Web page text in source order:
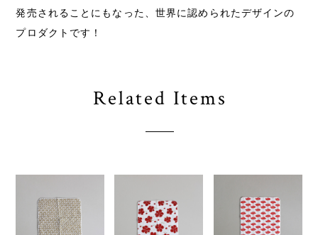
発売されることにもなった、世界に認められたデザインの
プロダクトです！
Related Items